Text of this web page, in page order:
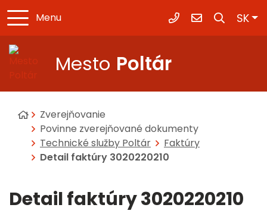
Menu +421 47 430 84 23
SK
Mesto Poltár
Úvodná stránka
Zverejňovanie
Povinne zverejňované dokumenty
Technické služby Poltár
Faktúry
Detail faktúry 3020220210
Detail faktúry 3020220210